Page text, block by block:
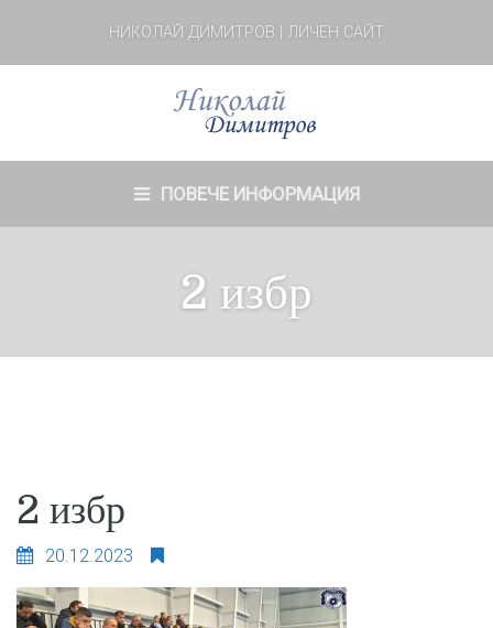
НИКОЛАЙ ДИМИТРОВ | ЛИЧЕН САЙТ
ПОВЕЧЕ ИНФОРМАЦИЯ
2 избр
2 избр
20.12.2023